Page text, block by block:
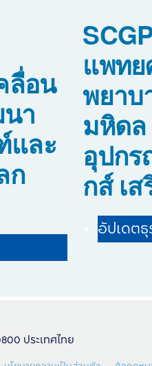
ลื่อน
า
และ
ก
แพท
พยาบ
มหิด
อุปก
กส์ เส
อัปเดตธุ
ประเทศไทย